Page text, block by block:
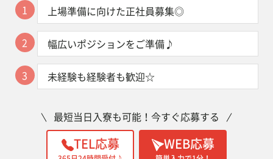
1 上場準備に向けた正社員募集◎
2 幅広いポジションをご準備♪
3 未経験も経験者も歓迎☆
最短当日入寮も可能！今すぐ応募する
WEB応募
TEL応募